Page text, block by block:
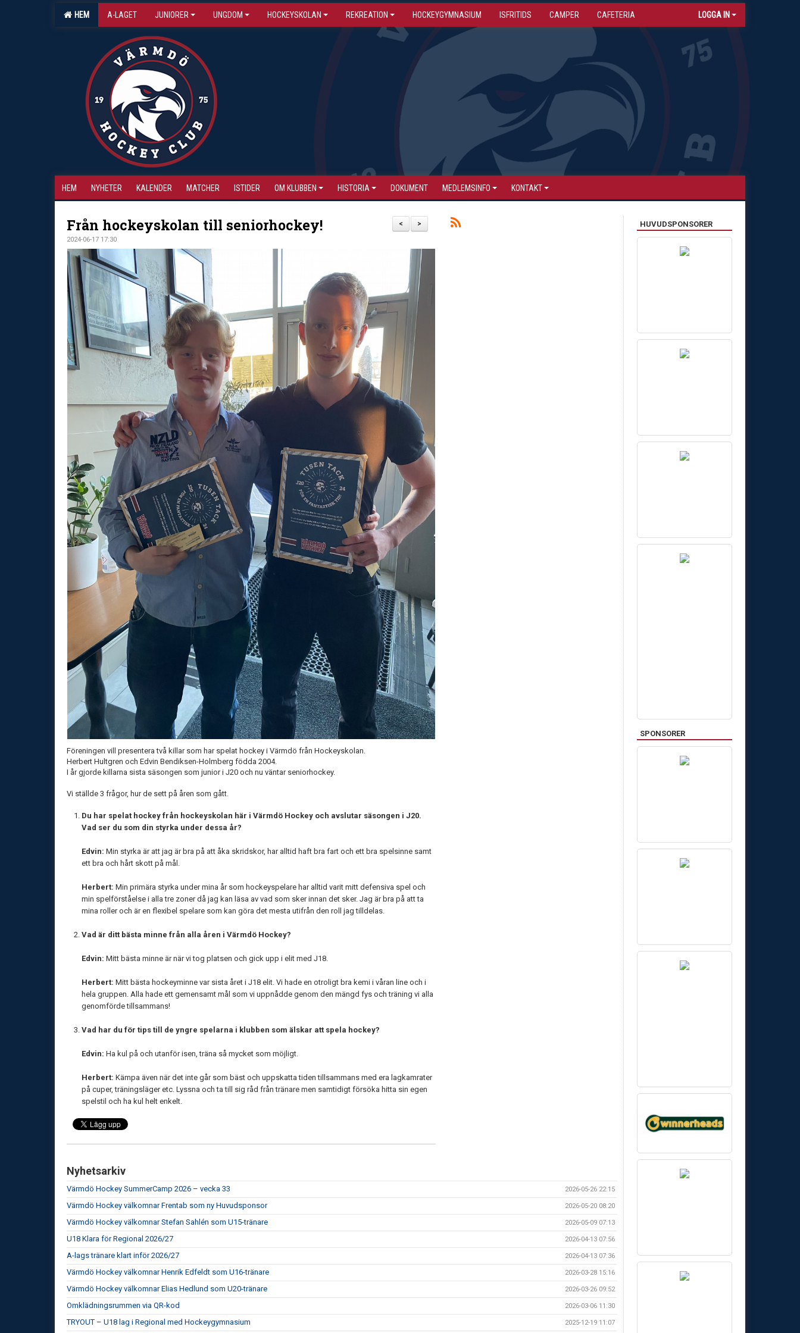
HEM A-LAGET JUNIORER UNGDOM HOCKEYSKOLAN REKREATION HOCKEYGYMNASIUM ISFRITIDS CAMPER CAFETERIA LOGGA IN
HEM NYHETER KALENDER MATCHER ISTIDER OM KLUBBEN HISTORIA DOKUMENT MEDLEMSINFO KONTAKT
>
<
Från hockeyskolan till seniorhockey!
2024-06-17 17:30
Föreningen vill presentera två killar som har spelat hockey i Värmdö från Hockeyskolan.
Herbert Hultgren och Edvin Bendiksen-Holmberg födda 2004.
I år gjorde killarna sista säsongen som junior i J20 och nu väntar seniorhockey.
Vi ställde 3 frågor, hur de sett på åren som gått.
Du har spelat hockey från hockeyskolan här i Värmdö Hockey och avslutar säsongen i J20.
Vad ser du som din styrka under dessa år?
Edvin: Min styrka är att jag är bra på att åka skridskor, har alltid haft bra fart och ett bra spelsinne samt
ett bra och hårt skott på mål.
Herbert: Min primära styrka under mina år som hockeyspelare har alltid varit mitt defensiva spel och
min spelförståelse i alla tre zoner då jag kan läsa av vad som sker innan det sker. Jag är bra på att ta
mina roller och är en flexibel spelare som kan göra det mesta utifrån den roll jag tilldelas.
Vad är ditt bästa minne från alla åren i Värmdö Hockey?
Edvin: Mitt bästa minne är när vi tog platsen och gick upp i elit med J18.
Herbert: Mitt bästa hockeyminne var sista året i J18 elit. Vi hade en otroligt bra kemi i våran line och i
hela gruppen. Alla hade ett gemensamt mål som vi uppnådde genom den mängd fys och träning vi alla
genomförde tillsammans!
Vad har du för tips till de yngre spelarna i klubben som älskar att spela hockey?
Edvin: Ha kul på och utanför isen, träna så mycket som möjligt.
Herbert: Kämpa även när det inte går som bäst och uppskatta tiden tillsammans med era lagkamrater
på cuper, träningsläger etc. Lyssna och ta till sig råd från tränare men samtidigt försöka hitta sin egen
spelstil och ha kul helt enkelt.
Nyhetsarkiv
Värmdö Hockey SummerCamp 2026 – vecka 33 2026-05-26 22:15
Värmdö Hockey välkomnar Frentab som ny Huvudsponsor 2026-05-20 08:20
Värmdö Hockey välkomnar Stefan Sahlén som U15-tränare 2026-05-09 07:13
U18 Klara för Regional 2026/27 2026-04-13 07:56
A-lags tränare klart inför 2026/27 2026-04-13 07:36
Värmdö Hockey välkomnar Henrik Edfeldt som U16-tränare 2026-03-28 15:16
Värmdö Hockey välkomnar Elias Hedlund som U20-tränare 2026-03-26 09:52
Omklädningsrummen via QR-kod 2026-03-06 11:30
TRYOUT – U18 lag i Regional med Hockeygymnasium 2025-12-19 11:07
HUVUDSPONSORER
SPONSORER